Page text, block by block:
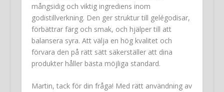
mångsidig och viktig ingrediens inom
godistillverkning. Den ger struktur till gelégodisar,
förbättrar färg och smak, och hjälper till att
balansera syra. Att välja en hög kvalitet och
förvara den på rätt sätt säkerställer att dina
produkter håller bästa möjliga standard.
Martin, tack för din fråga! Med rätt användning av